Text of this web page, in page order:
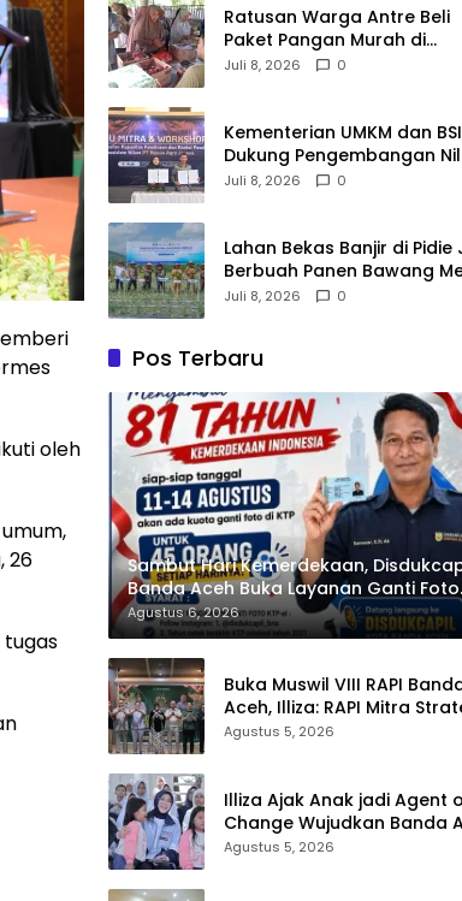
oleh
26
tugas
Ratusan Warga Antre Beli
Paket Pangan Murah di
Simpang Tiga
Juli 8, 2026 0
Kementerian UMKM dan BSI
Dukung Pengembangan
Aceh Bersama PT Razma
Juli 8, 2026 0
Lahan Bekas Banjir di Pidie
Berbuah Panen Bawang
Juli 8, 2026 0
Pos Terbaru
Sambut Hari Kemerdekaan,
Banda Aceh Buka Layanan Ganti Foto
KTP
Agustus 6, 2026
Buka Muswil VIII RAPI
Aceh, Illiza: RAPI Mitra
Pemerintah
Agustus 5, 2026
Illiza Ajak Anak jadi Agent
Change Wujudkan Banda
Kota Layak Anak
Agustus 5, 2026